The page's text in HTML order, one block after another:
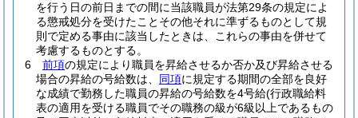
を行う日の前日までの間に当該職員が法第29条の規定によ
る懲戒処分を受けたことその他それに準ずるものとして規
則で定める事由に該当したときは、これらの事由を併せて
考慮するものとする。
6
前項の規定により職員を昇給させるか否か及び昇給させる
場合の昇給の号給数は、 同項に規定する期間の全部を良好
な成績で勤務した職員の昇給の号給数を4号給(行政職給料
表の適用を受ける職員でその職務の級が6級以上であるもの